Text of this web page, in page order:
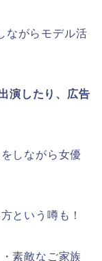
ながらモデル活
演したり、広告
しながら女優
という噂も！
素敵なご家族